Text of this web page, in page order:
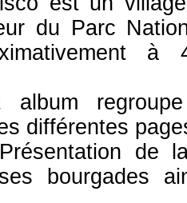
du Parc
différentes
de
bourgades